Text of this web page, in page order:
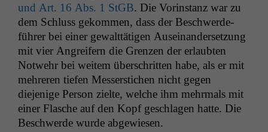
und Art. 16 Abs. 1 StGB. Die Vorin­stanz war zu
dem Schluss gekom­men, dass der Beschw­erde­
führer bei ein­er gewalt­täti­gen Auseinan­der­set­zung
mit vier Angreifern die Gren­zen der erlaubten
Notwehr bei weit­em über­schrit­ten habe, als er mit
mehreren tiefen Messer­stichen nicht gegen
diejenige Per­son zielte, welche ihm mehrmals mit
ein­er Flasche auf den Kopf geschla­gen hat­te. Die
Beschw­erde wurde abgewiesen.